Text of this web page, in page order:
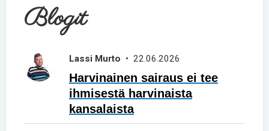
Blogit
Lassi Murto • 22.06.2026
Harvinainen sairaus ei tee
ihmisestä harvinaista
kansalaista